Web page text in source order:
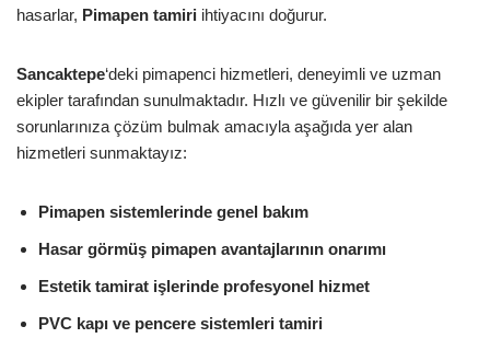
hasarlar, Pimapen tamiri ihtiyacını doğurur.
Sancaktepe‘deki pimapenci hizmetleri, deneyimli ve uzman
ekipler tarafından sunulmaktadır. Hızlı ve güvenilir bir şekilde
sorunlarınıza çözüm bulmak amacıyla aşağıda yer alan
hizmetleri sunmaktayız:
Pimapen sistemlerinde genel bakım
Hasar görmüş pimapen avantajlarının onarımı
Estetik tamirat işlerinde profesyonel hizmet
PVC kapı ve pencere sistemleri tamiri